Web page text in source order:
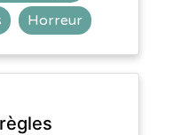
Horreur